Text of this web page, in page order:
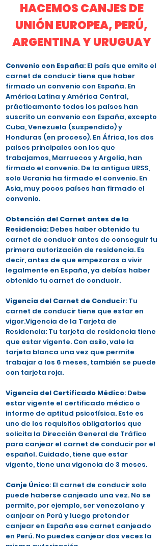
HACEMOS CANJES DE
UNIÓN EUROPEA, PERÚ,
ARGENTINA Y URUGUAY
Convenio con España: El país que emite el
carnet de conducir tiene que haber
firmado un convenio con España. En
América Latina y América Central,
prácticamente todos los países han
suscrito un convenio con España, excepto
Cuba, Venezuela (suspendido) y
Honduras (en proceso). En África, los dos
países principales con los que
trabajamos, Marruecos y Argelia, han
firmado el convenio. De la antigua URSS,
solo Ucrania ha firmado el convenio. En
Asia, muy pocos países han firmado el
convenio.
Obtención del Carnet antes de la
Residencia: Debes haber obtenido tu
carnet de conducir antes de conseguir tu
primera autorización de residencia. Es
decir, antes de que empezaras a vivir
legalmente en España, ya debías haber
obtenido tu carnet de conducir.
Vigencia del Carnet de Conducir: Tu
carnet de conducir tiene que estar en
vigor.Vigencia de la Tarjeta de
Residencia: Tu tarjeta de residencia tiene
que estar vigente. Con asilo, vale la
tarjeta blanca una vez que permite
trabajar a los 6 meses, también se puede
con tarjeta roja.
Vigencia del Certificado Médico: Debe
estar vigente el certificado médico o
informe de aptitud psicofísica. Este es
uno de los requisitos obligatorios que
solicita la Dirección General de Tráfico
para canjear el carnet de conducir por el
español. Cuidado, tiene que estar
vigente, tiene una vigencia de 3 meses.
Canje Único: El carnet de conducir solo
puede haberse canjeado una vez. No se
permite, por ejemplo, ser venezolano y
canjear en Perú y luego pretender
canjear en España ese carnet canjeado
en Perú. No puedes canjear dos veces la